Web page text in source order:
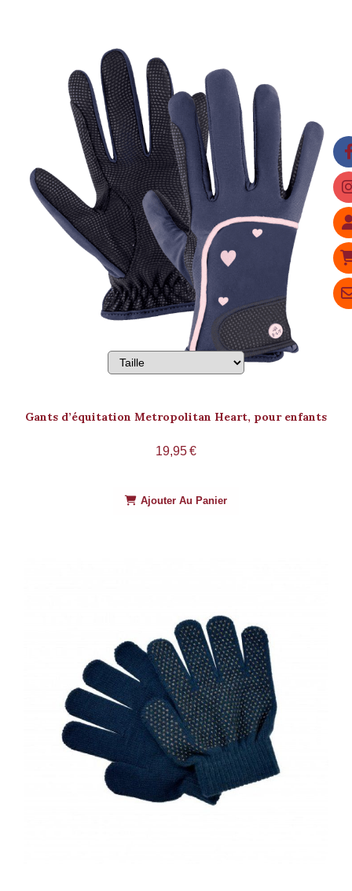
Gants d’équitation Metropolitan Heart, pour enfants
19,95€
Ajouter Au Panier